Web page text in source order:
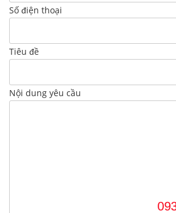
Số điện thoại
Tiêu đề
Nội dung yêu cầu